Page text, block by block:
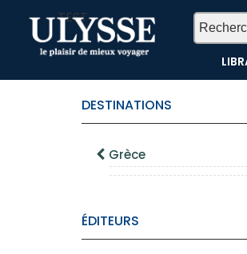
TEST
DESTINATIONS
Grèce
ÉDITEURS